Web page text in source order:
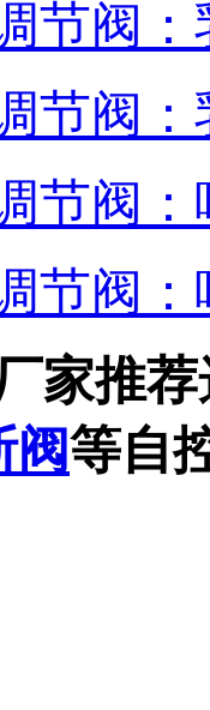
节阀
节阀
节阀
节阀
家推
阀等自